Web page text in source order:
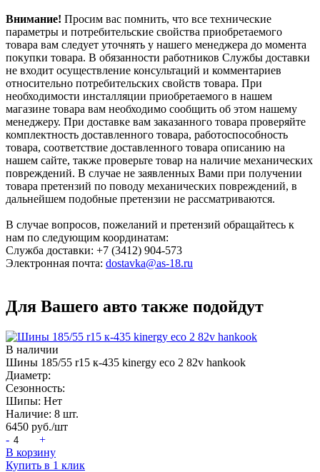
Внимание! Просим вас помнить, что все технические
параметры и потребительские свойства приобретаемого
товара вам следует уточнять у нашего менеджера до момента
покупки товара. В обязанности работников Службы доставки
не входит осуществление консультаций и комментариев
относительно потребительских свойств товара. При
необходимости инсталляции приобретаемого в нашем
магазине товара вам необходимо сообщить об этом нашему
менеджеру. При доставке вам заказанного товара проверяйте
комплектность доставленного товара, работоспособность
товара, соответствие доставленного товара описанию на
нашем сайте, также проверьте товар на наличие механических
повреждений. В случае не заявленных Вами при получении
товара претензий по поводу механических повреждений, в
дальнейшем подобные претензии не рассматриваются.
В случае вопросов, пожеланий и претензий обращайтесь к
нам по следующим координатам:
Служба доставки: +7 (3412) 904-573
Электронная почта: dostavka@as-18.ru
Для Вашего авто также подойдут
В наличии
Шины 185/55 r15 к-435 kinergy eco 2 82v hankook
Диаметр:
Сезонность:
Шипы: Нет
Наличие: 8 шт.
6450 руб./шт
-
+
В корзину
Купить в 1 клик